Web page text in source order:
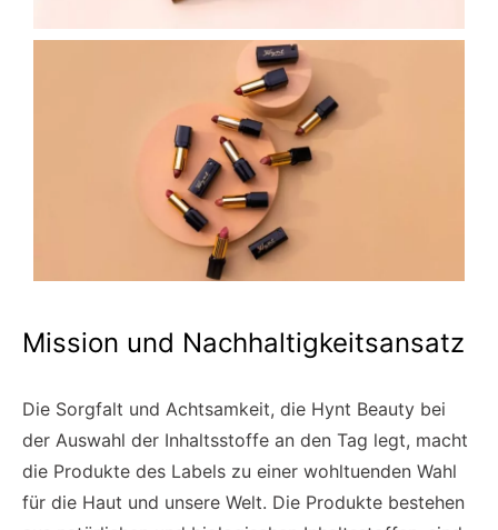
Mission und Nachhaltigkeitsansatz
Die Sorgfalt und Achtsamkeit, die Hynt Beauty bei
der Auswahl der Inhaltsstoffe an den Tag legt, macht
die Produkte des Labels zu einer wohltuenden Wahl
für die Haut und unsere Welt. Die Produkte bestehen